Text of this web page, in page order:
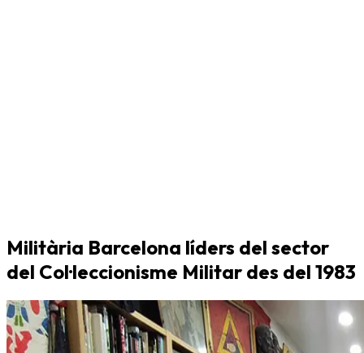
Militària Barcelona líders del sector
del Col·leccionisme Militar des del 1983